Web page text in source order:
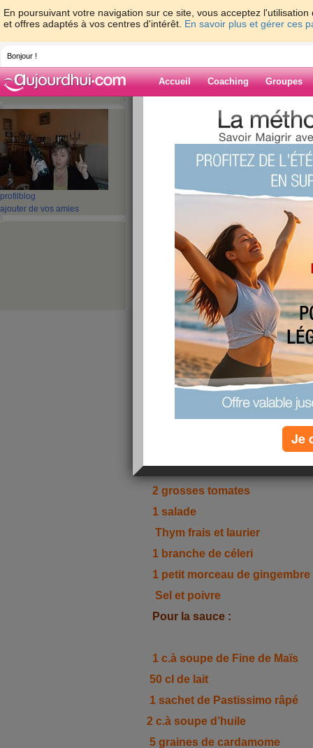
En poursuivant votre navigation sur ce site, vous acceptez
et offres adaptés à vos centres d'intérêt. En savoir plus et gérer ces
Bonjour !
Accueil Coaching Groupes
profil blog
ajouter de vos amies
>
> GRATIN
TOMATES ET GINGEMBRE
Blog de
GRATIN DE
TOMATES ET
publié le 30/07/2008 à 16:52
6 à 8 personnes
8bananesvertes
2 grosses tomates
1 salade
Thym frais et laurier
1 branche de céleri
1 petit morceau de gingembre
Sel et poivre
Pour la sauce :
1 c.à soupe de Fine de Maïs
50 cl de lait
1 sachet de Pastissimo râpé
2 c.à soupe d’huile
5 graines de cardamome
Je